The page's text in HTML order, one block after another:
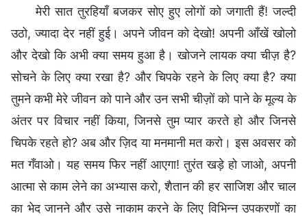
मेरी सात तुरहियाँ बजकर सोए हुए लोगों को जगाती हैं! जल्दी
उठो, ज्यादा देर नहीं हुई। अपने जीवन को देखो! अपनी आँखें खोलो
और देखो कि अभी क्या समय हुआ है। खोजने लायक क्या चीज़ है?
सोचने के लिए क्या रखा है? और चिपके रहने के लिए क्या है? क्या
तुमने कभी मेरे जीवन को पाने और उन सभी चीज़ों को पाने के मूल्य के
अंतर पर विचार नहीं किया, जिनसे तुम प्यार करते हो और जिनसे
चिपके रहते हो? अब और ज़िद या मनमानी मत करो। इस अवसर को
मत गँवाओ। यह समय फिर नहीं आएगा! तुरंत खड़े हो जाओ, अपनी
आत्मा से काम लेने का अभ्यास करो, शैतान की हर साजिश और चाल
का भेद जानने और उसे नाकाम करने के लिए विभिन्न उपकरणों का